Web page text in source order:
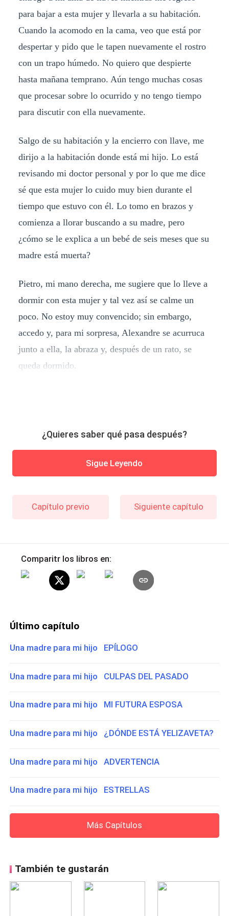
para bajar a esta mujer y llevarla a su habitación.
Cuando la acomodo en la cama, veo que está por
despertar y pido que le tapen nuevamente el rostro
con un trapo húmedo. No quiero que despierte
hasta mañana temprano. Aún tengo muchas cosas
que procesar sobre lo ocurrido y no tengo tiempo
para discutir con ella nuevamente.
Salgo de su habitación y la encierro con llave, me
dirijo a la habitación donde está mi hijo. Lo está
revisando mi doctor personal y por lo que me dice
sé que esta mujer lo cuido muy bien durante el
tiempo que estuvo con él. Lo tomo en brazos y
comienza a llorar buscando a su madre, pero
¿cómo se le explica a un bebé de seis meses que su
madre está muerta?
Pietro, mi mano derecha, me sugiere que lo lleve a
dormir con esta mujer y tal vez así se calme un
poco. No estoy muy convencido; sin embargo,
accedo y, para mi sorpresa, Alexandre se acurruca
junto a ella, la abraza y, después de un rato, se
queda dormido.
¿Quieres saber qué pasa después?
Sigue Leyendo
Capítulo previo Siguiente capítulo
Comparitr los libros en:
Último capítulo
Una madre para mi hijo EPÍLOGO
Una madre para mi hijo CULPAS DEL PASADO
Una madre para mi hijo MI FUTURA ESPOSA
Una madre para mi hijo ¿DÓNDE ESTÁ YELIZAVETA?
Una madre para mi hijo ADVERTENCIA
Una madre para mi hijo ESTRELLAS
Más Capítulos
También te gustarán